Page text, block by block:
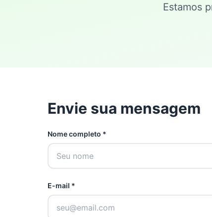
Estamos
Envie sua mensagem
Nome completo *
E-mail *